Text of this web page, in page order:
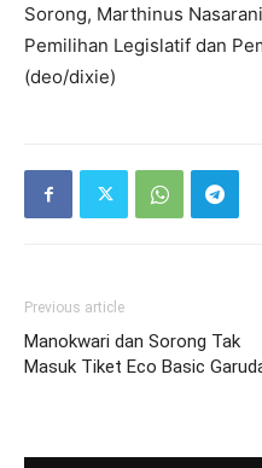
Sorong, Marthinus
Pemilihan Legislatif dan
(deo/dixie)
Previous article
Manokwari dan Sorong Tak
Masuk Tiket Eco Basic